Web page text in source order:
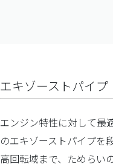
エキゾーストパイプ
エンジン特性に対して最
のエキゾーストパイプを
高回転域まで、ためらい